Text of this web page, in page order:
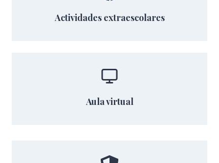
Actividades extraescolares
Aula virtual